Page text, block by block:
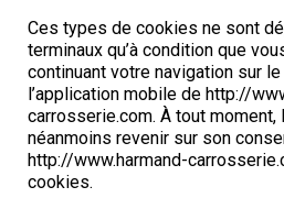
Ces types de cookies ne sont
terminaux qu’à condition que
continuant votre navigation sur
l’application mobile de http://
carrosserie.com. À tout moment,
néanmoins revenir sur son
http://www.harmand-
cookies.